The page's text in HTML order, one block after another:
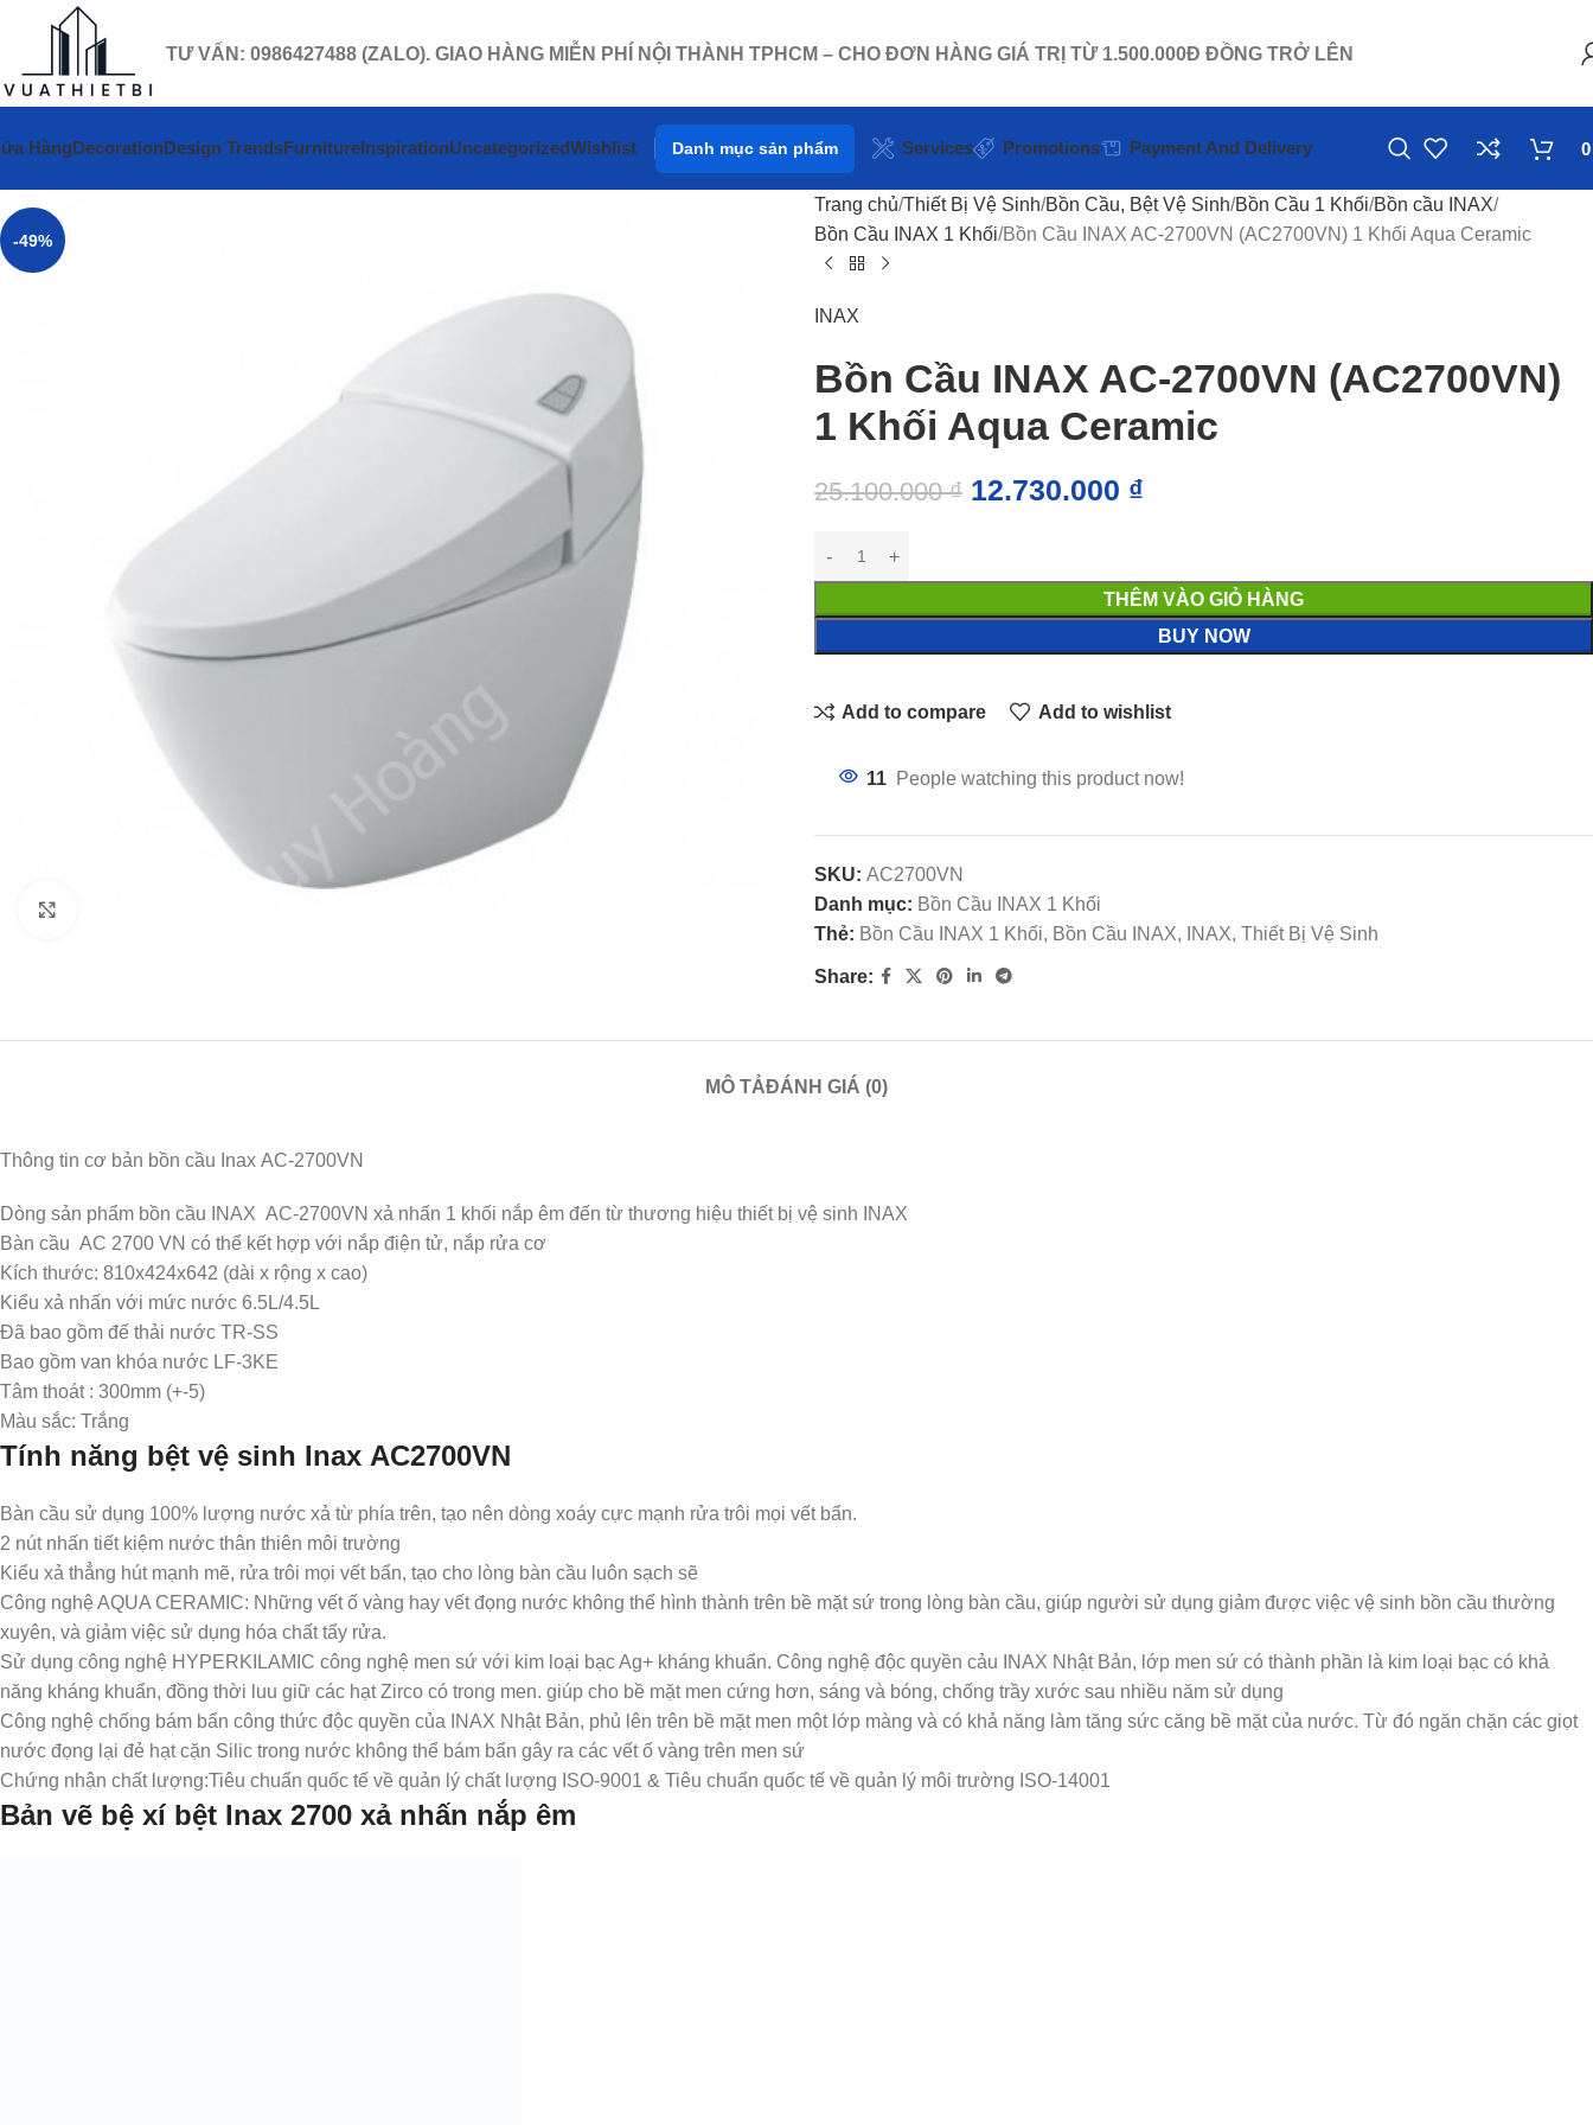
TƯ VẤN: 0986427488 (ZALO). GIAO HÀNG MIỄN PHÍ NỘI THÀNH TPHCM – CHO ĐƠN HÀNG GIÁ TRỊ TỪ 1.500.000Đ ĐỒNG TRỞ LÊN
HàngDecorationDesign TrendsFurnitureInspirationUncategorizedWishlist Danh mục sản phẩm Services Promotions Payment And Delivery
-49%
Trang chủ Thiết Bị Vệ Sinh Bồn Cầu, Bệt Vệ Sinh Bồn Cầu 1 Khối Bồn cầu INAX
Bồn Cầu INAX 1 Khối Bồn Cầu INAX AC-2700VN (AC2700VN) 1 Khối Aqua Ceramic
INAX
Bồn Cầu INAX AC-2700VN (AC2700VN)
1 Khối Aqua Ceramic
25.100.000₫ 12.730.000 ₫
THÊM VÀO GIỎ HÀNG
BUY NOW
Add to compare Add to wishlist
11 People watching this product now!
SKU: AC2700VN
Danh mục: Bồn Cầu INAX 1 Khối
Thẻ: Bồn Cầu INAX 1 Khối, Bồn Cầu INAX, INAX, Thiết Bị Vệ Sinh
Share:
MÔ TẢĐÁNH GIÁ (0)
Thông tin cơ bản bồn cầu Inax AC-2700VN
Dòng sản phẩm bồn cầu INAX AC-2700VN xả nhấn 1 khối nắp êm đến từ thương hiệu thiết bị vệ sinh INAX
Bàn cầu AC 2700 VN có thể kết hợp với nắp điện tử, nắp rửa cơ
Kích thước: 810x424x642 (dài x rộng x cao)
Kiểu xả nhấn với mức nước 6.5L/4.5L
Đã bao gồm đế thải nước TR-SS
Bao gồm van khóa nước LF-3KE
Tâm thoát : 300mm (+-5)
Màu sắc: Trắng
Tính năng bệt vệ sinh Inax AC2700VN
Bàn cầu sử dụng 100% lượng nước xả từ phía trên, tạo nên dòng xoáy cực mạnh rửa trôi mọi vết bẩn.
2 nút nhấn tiết kiệm nước thân thiên môi trường
Kiểu xả thẳng hút mạnh mẽ, rửa trôi mọi vết bẩn, tạo cho lòng bàn cầu luôn sạch sẽ
Công nghệ AQUA CERAMIC: Những vết ố vàng hay vết đọng nước không thể hình thành trên bề mặt sứ trong lòng bàn cầu, giúp người sử dụng giảm được việc vệ sinh bồn cầu thường
xuyên, và giảm việc sử dụng hóa chất tẩy rửa.
Sử dụng công nghệ HYPERKILAMIC công nghệ men sứ với kim loại bạc Ag+ kháng khuẩn. Công nghệ độc quyền cảu INAX Nhật Bản, lớp men sứ có thành phần là kim loại bạc có khả
năng kháng khuẩn, đồng thời luu giữ các hạt Zirco có trong men. giúp cho bề mặt men cứng hơn, sáng và bóng, chống trầy xước sau nhiều năm sử dụng
Công nghệ chống bám bẩn công thức độc quyền của INAX Nhật Bản, phủ lên trên bề mặt men một lớp màng và có khả năng làm tăng sức căng bề mặt của nước. Từ đó ngăn chặn các giọt
nước đọng lại đẻ hạt cặn Silic trong nước không thể bám bẩn gây ra các vết ố vàng trên men sứ
Chứng nhận chất lượng:Tiêu chuẩn quốc tế về quản lý chất lượng ISO-9001 & Tiêu chuẩn quốc tế về quản lý môi trường ISO-14001
Bản vẽ bệ xí bệt Inax 2700 xả nhấn nắp êm